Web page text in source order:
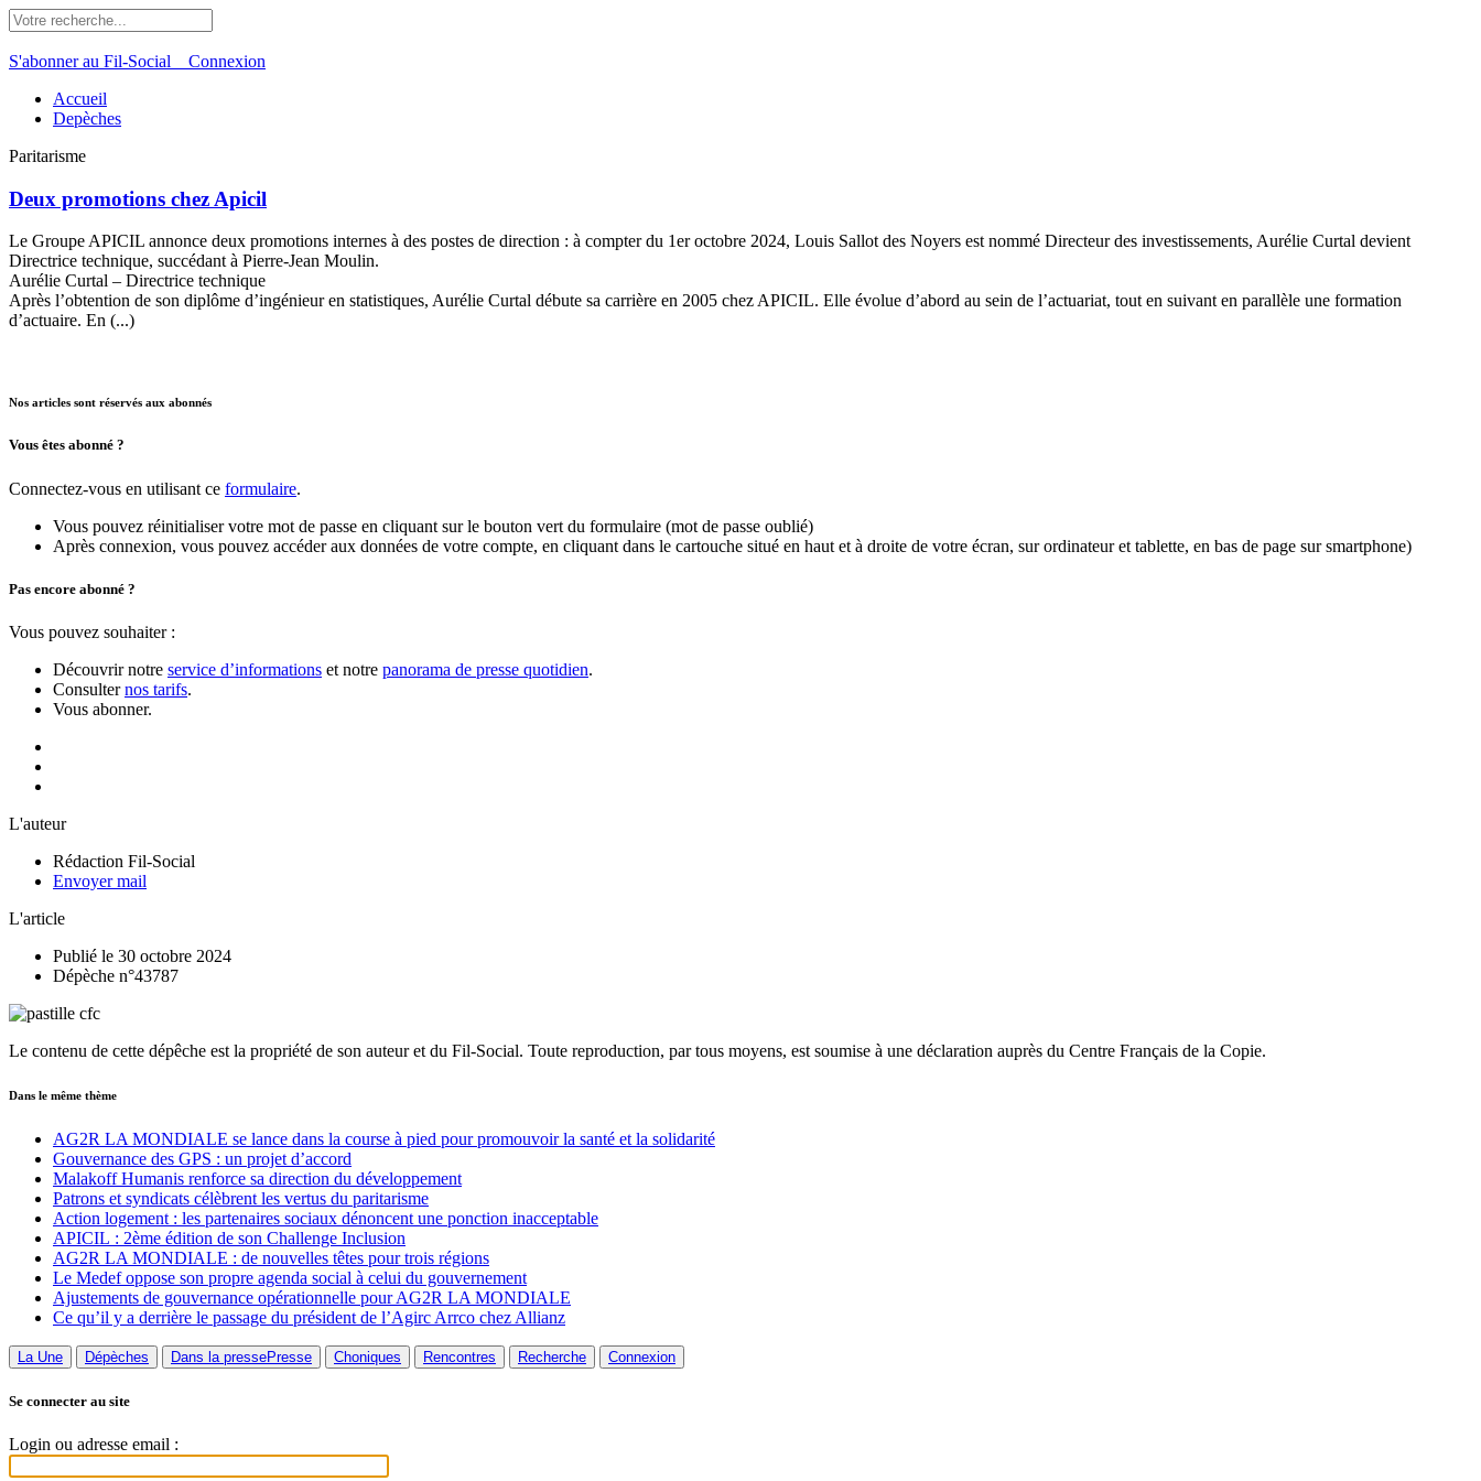
S'abonner au Fil-Social Connexion
Accueil
Depèches
Paritarisme
Deux promotions chez Apicil
Le Groupe APICIL annonce deux promotions internes à des postes de direction : à compter du 1er octobre 2024, Louis Sallot des Noyers est nommé Directeur des investissements, Aurélie Curtal devient
Directrice technique, succédant à Pierre-Jean Moulin.
Aurélie Curtal – Directrice technique
Après l’obtention de son diplôme d’ingénieur en statistiques, Aurélie Curtal débute sa carrière en 2005 chez APICIL. Elle évolue d’abord au sein de l’actuariat, tout en suivant en parallèle une formation
d’actuaire. En (...)
Nos articles sont réservés aux abonnés
Vous êtes abonné ?
Connectez-vous en utilisant ce formulaire.
Vous pouvez réinitialiser votre mot de passe en cliquant sur le bouton vert du formulaire (mot de passe oublié)
Après connexion, vous pouvez accéder aux données de votre compte, en cliquant dans le cartouche situé en haut et à droite de votre écran, sur ordinateur et tablette, en bas de page sur smartphone)
Pas encore abonné ?
Vous pouvez souhaiter :
Découvrir notre service d’informations et notre panorama de presse quotidien.
Consulternos tarifs.
Vous abonner.
L'auteur
Rédaction Fil-Social
Envoyer mail
L'article
Publié le 30 octobre 2024
Dépèche n°43787
Le contenu de cette dépêche est la propriété de son auteur et du Fil-Social. Toute reproduction, par tous moyens, est soumise à une déclaration auprès du Centre Français de la Copie.
Dans le même thème
AG2R LA MONDIALE se lance dans la course à pied pour promouvoir la santé et la solidarité
Gouvernance des GPS : un projet d’accord
Malakoff Humanis renforce sa direction du développement
Patrons et syndicats célèbrent les vertus du paritarisme
Action logement : les partenaires sociaux dénoncent une ponction inacceptable
APICIL : 2ème édition de son Challenge Inclusion
AG2R LA MONDIALE : de nouvelles têtes pour trois régions
Le Medef oppose son propre agenda social à celui du gouvernement
Ajustements de gouvernance opérationnelle pour AG2R LA MONDIALE
Ce qu’il y a derrière le passage du président de l’Agirc Arrco chez Allianz
La Une Dépèches Dans la pressePresse Choniques Rencontres Recherche Connexion
Se connecter au site
Login ou adresse email :